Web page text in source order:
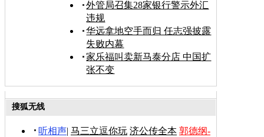
外管局召集28家银行警示外汇
违规
华远拿地空手而归 任志强披露
失败内幕
家乐福叫卖新马泰分店 中国扩
张不变
搜狐无线
听相声| 马三立逗你玩 济公传全本 郭德纲-